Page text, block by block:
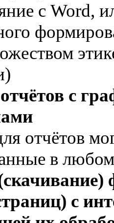
с Word,
с
отчётов
в
с